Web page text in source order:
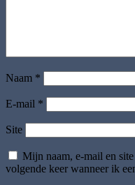
Naam *
E-mail *
Site
Mijn naam, e-mail en
volgende keer wanneer ik